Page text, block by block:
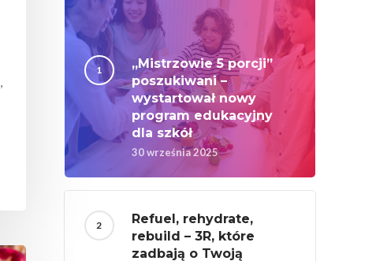
„Mistrzowie 5 porcji”
poszukiwani –
wystartował nowy
program edukacyjny
dla szkół
30 września 2025
Refuel, rehydrate,
rebuild – 3R, które
zadbają o Twoją